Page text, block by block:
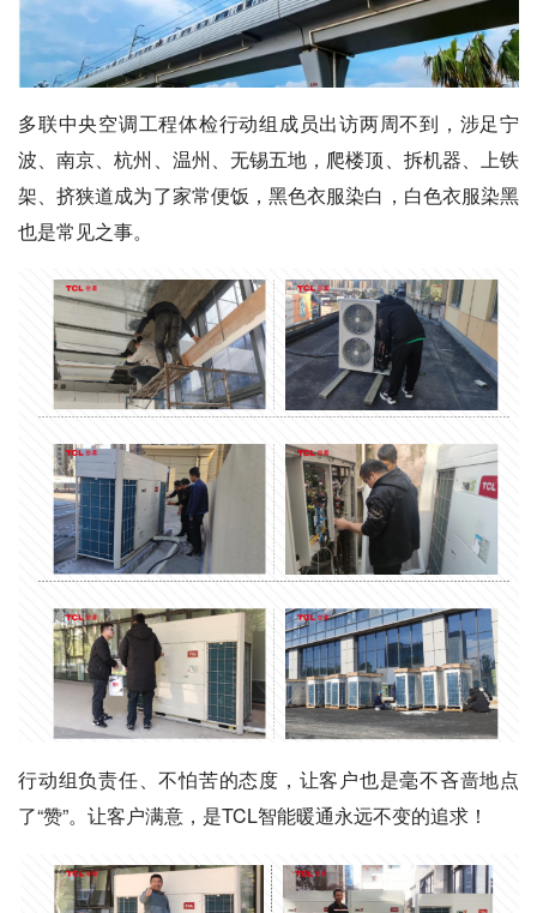
多联中央空调工程体检行动组成员出访两周不到，涉足宁
波、南京、杭州、温州、无锡五地，爬楼顶、拆机器、上铁
架、挤狭道成为了家常便饭，黑色衣服染白，白色衣服染黑
也是常见之事。
行动组负责任、不怕苦的态度，让客户也是毫不吝啬地点
了“赞”。让客户满意，是TCL智能暖通永远不变的追求！